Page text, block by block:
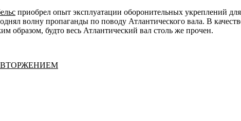
приобрел опыт эксплуатации оборонительных укреплений
волну пропаганды по поводу Атлантического вала. В
образом, будто весь Атлантический вал столь же прочен.